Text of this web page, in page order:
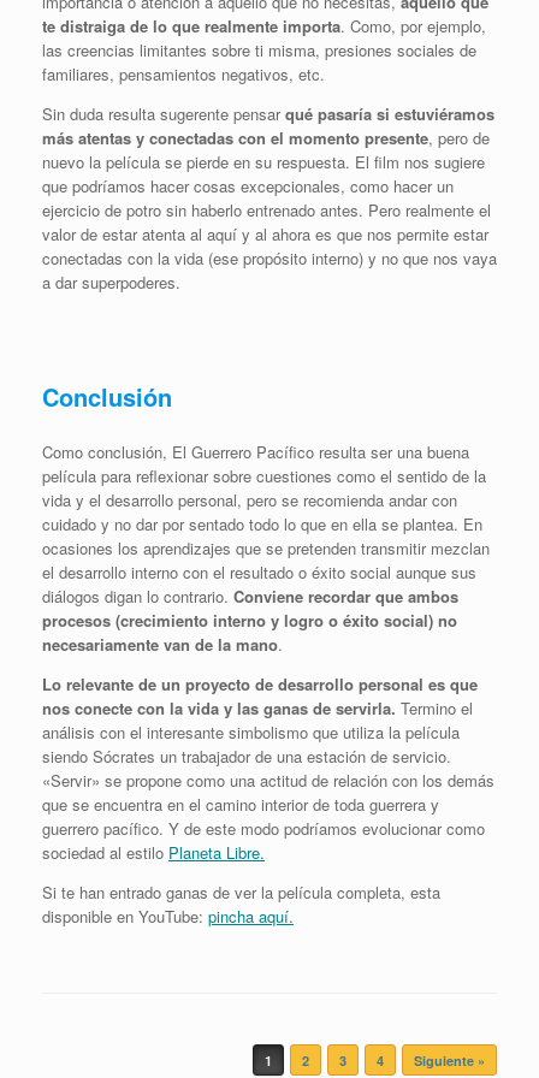
te distraiga de lo que realmente importa. Como, por ejemplo,
las creencias limitantes sobre ti misma, presiones sociales de
familiares, pensamientos negativos, etc.
Sin duda resulta sugerente pensarqué pasaría si estuviéramos
más atentas y conectadas con el momento presente, pero de
nuevo la película se pierde en su respuesta. El film nos sugiere
que podríamos hacer cosas excepcionales, como hacer un
ejercicio de potro sin haberlo entrenado antes. Pero realmente el
valor de estar atenta al aquí y al ahora es que nos permite estar
conectadas con la vida (ese propósito interno) y no que nos vaya
a dar superpoderes.
Conclusión
Como conclusión, El Guerrero Pacífico resulta ser una buena
película para reflexionar sobre cuestiones como el sentido de la
vida y el desarrollo personal, pero se recomienda andar con
cuidado y no dar por sentado todo lo que en ella se plantea. En
ocasiones los aprendizajes que se pretenden transmitir mezclan
el desarrollo interno con el resultado o éxito social aunque sus
diálogos digan lo contrario. Conviene recordar que ambos
procesos (crecimiento interno y logro o éxito social) no
necesariamente van de la mano.
Lo relevante de un proyecto de desarrollo personal es que
nos conecte con la vida y las ganas de servirla. Termino el
análisis con el interesante simbolismo que utiliza la película
siendo Sócrates un trabajador de una estación de servicio.
«Servir» se propone como una actitud de relación con los demás
que se encuentra en el camino interior de toda guerrera y
guerrero pacífico. Y de este modo podríamos evolucionar como
sociedad al estilo Planeta Libre.
Si te han entrado ganas de ver la película completa, esta
disponible en YouTube: pincha aquí.
1 2 3 4 Siguiente »